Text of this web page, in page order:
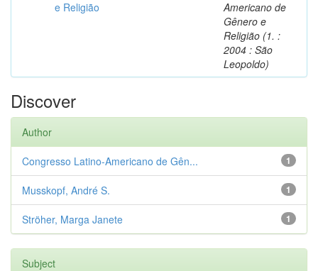
e Religião
Americano de
Gênero e
Religião (1. :
2004 : São
Leopoldo)
Discover
Author
1
Congresso Latino-Americano de Gên...
1
Musskopf, André S.
1
Ströher, Marga Janete
Subject